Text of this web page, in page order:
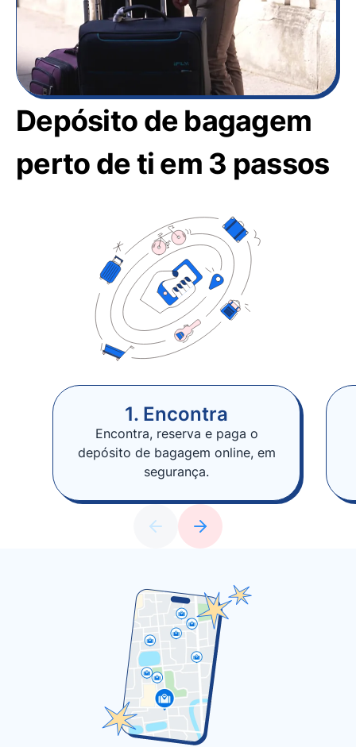
Depósito de bagagem
perto de ti em 3 passos
1. Encontra
Encontra, reserva e paga o
depósito de bagagem online, em
segurança.